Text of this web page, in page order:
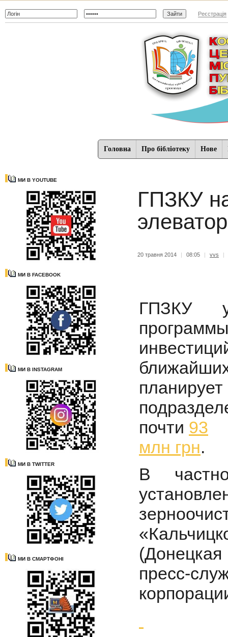
Реєстрація
Головна Про бібліотеку Нове
МИ В YOUTUBE
МИ В FACEBOOK
МИ В INSTAGRAM
МИ В TWITTER
МИ В СМАРТФОНІ
ГПЗКУ
20 травня 2014 | 08:05 | vvs |
ГПЗКУ
почти 93
млн грн.
В
пресс-